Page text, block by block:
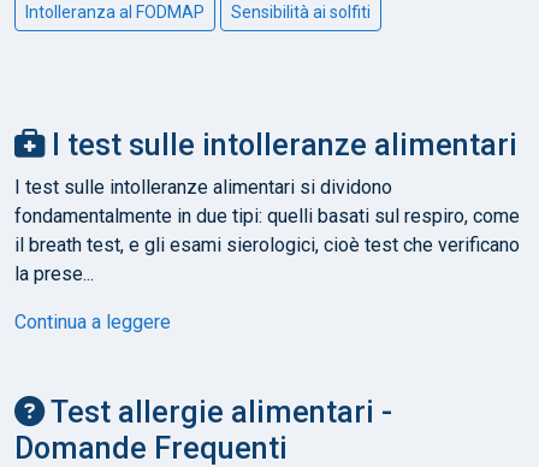
Intolleranza al FODMAP
Sensibilità ai solfiti
I test sulle intolleranze alimentari
I test sulle intolleranze alimentari si dividono
fondamentalmente in due tipi: quelli basati sul respiro, come
il breath test, e gli esami sierologici, cioè test che verificano
la prese...
Continua a leggere
Test allergie alimentari -
Domande Frequenti